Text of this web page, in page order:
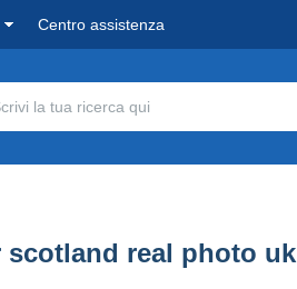
Centro assistenza
scotland real photo uk